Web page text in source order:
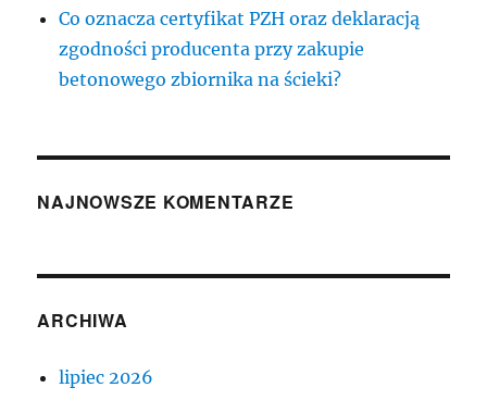
Co oznacza certyfikat PZH oraz deklaracją
zgodności producenta przy zakupie
betonowego zbiornika na ścieki?
NAJNOWSZE KOMENTARZE
ARCHIWA
lipiec 2026